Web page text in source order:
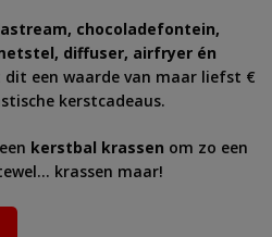
chocoladefontein,
diffuser, airfryer én
dit een waarde van maar liefst €
kerstcadeaus.
kerstbal krassen om zo een
krassen maar!